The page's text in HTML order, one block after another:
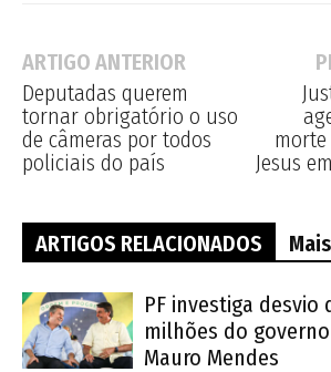
ARTIGO ANTERIOR
Deputadas querem
tornar obrigatório o uso
de câmeras por todos
policiais do país
morte
Jesus
ARTIGOS RELACIONADOS
PF investiga desvio
milhões do
Mauro Mendes